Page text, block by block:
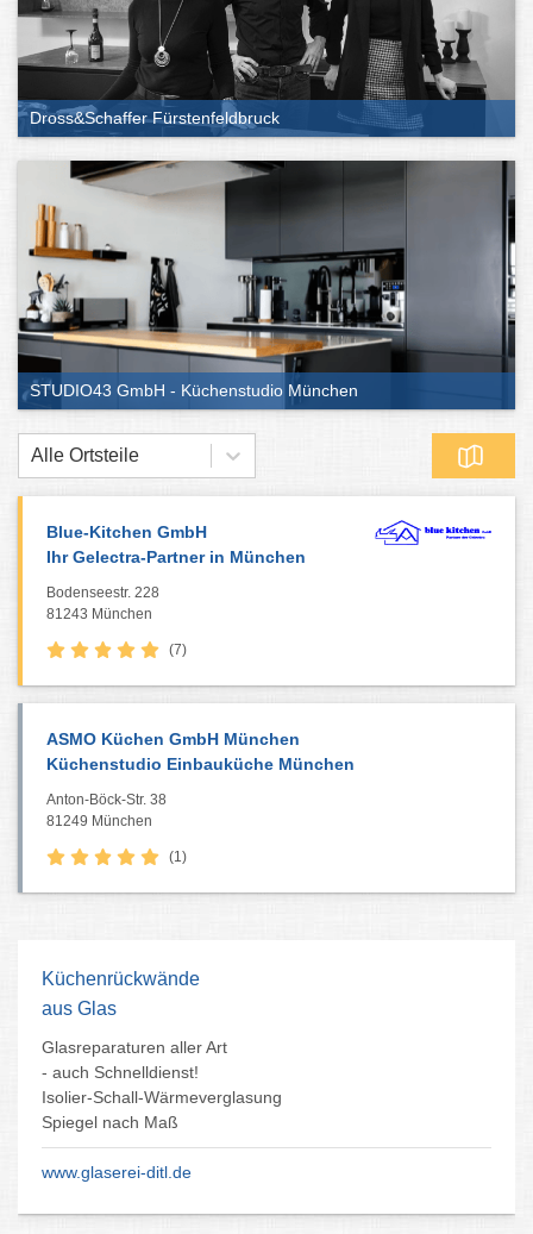
Dross&Schaffer Fürstenfeldbruck
STUDIO43 GmbH - Küchenstudio München
Alle Ortsteile
Blue-Kitchen GmbH
Ihr Gelectra-Partner in München
Bodenseestr. 228
81243 München
(7)
ASMO Küchen GmbH München
Küchenstudio Einbauküche München
Anton-Böck-Str. 38
81249 München
(1)
Küchenstudio München
Luxusküchen Einbauküchen
Küchenfachgeschäft 3D-Pläne
Schreinerküchen Küchengeräte
Küchenausstellung Markenküchen
Blanco Häfele Dorn Bracht KWC
Moderne zeitlose Küchen